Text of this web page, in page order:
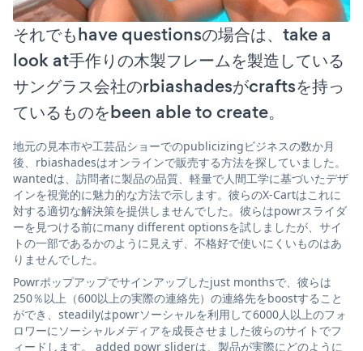
それでもhave questionsの場合は、take a
look at手作りの木製フレームを製造している
サングラス会社のrbiashadesがcraftsを持っ
ているものをbeen able to create。
地元の見本市や工芸品ショーでのpublicizingビジネスの数か月
後、rbiashadesはオンラインで販売する方法を探していました。
wantedは、訪問者に製品の品質、軽量で人間工学に基づいたデザ
インを視覚的に魅力的な方法で示します。彼らのX-Cartはこれに
対する適切な解決策を提供しませんでした。彼らはpowrスライダ
ーを見つける前にmany different optionsを試しましたが、サイ
トの一部であるかのように見えず、不格好で使いにくいものはあ
りませんでした。
Powrポップアップでサインアップしたjust monthsで、彼らは
250％以上（600以上の実際の連絡先）の連絡先をboostすること
ができ、steadilyはpowrソーシャルを利用して6000人以上のフォ
ロワーにソーシャルメディアを成長させました彼らのサイトでフ
ィードします。 added powr sliderは、製品が実際にどのように